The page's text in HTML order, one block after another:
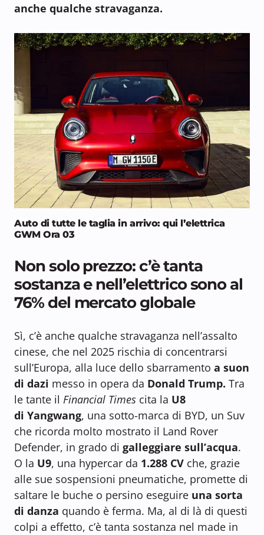
anche qualche stravaganza.
Auto di tutte le taglia in arrivo: qui l’elettrica
GWM Ora 03
Non solo prezzo: c’è tanta
sostanza e nell’elettrico sono al
76% del mercato globale
Sì, c’è anche qualche stravaganza nell’assalto
cinese, che nel 2025 rischia di concentrarsi
sull’Europa, alla luce dello sbarramento a suon
di dazi messo in opera da Donald Trump. Tra
le tante il Financial Times cita la U8
di Yangwang, una sotto-marca di BYD, un Suv
che ricorda molto mostrato il Land Rover
Defender, in grado di galleggiare sull’acqua.
O la U9, una hypercar da 1.288 CV che, grazie
alle sue sospensioni pneumatiche, promette di
saltare le buche o persino eseguire una sorta
di danza quando è ferma. Ma, al di là di questi
colpi a effetto, c’è tanta sostanza nel made in